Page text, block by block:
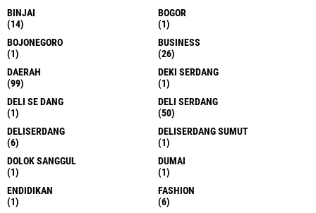
BINJAI
(14)
BOGOR
(1)
BOJONEGORO
(1)
BUSINESS
(26)
DAERAH
(99)
DEKI SERDANG
(1)
DELI SE DANG
(1)
DELI SERDANG
(50)
DELISERDANG
(6)
DELISERDANG SUMUT
(1)
DOLOK SANGGUL
(1)
DUMAI
(1)
ENDIDIKAN
(1)
FASHION
(6)